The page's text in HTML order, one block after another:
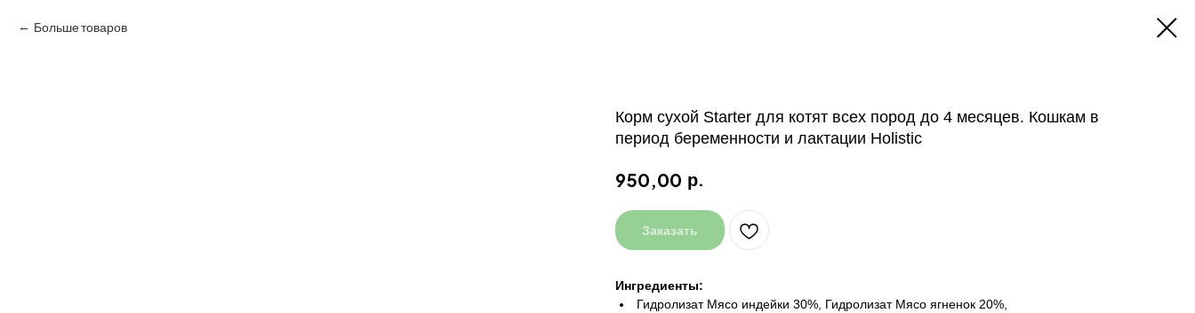
Больше товаров
Корм сухой Starter для котят всех пород до 4 месяцев. Кошкам в
период беременности и лактации Holistic
950,00 р.
Заказать
Ингредиенты:
Гидролизат Мясо индейки 30%, Гидролизат Мясо ягненок 20%,